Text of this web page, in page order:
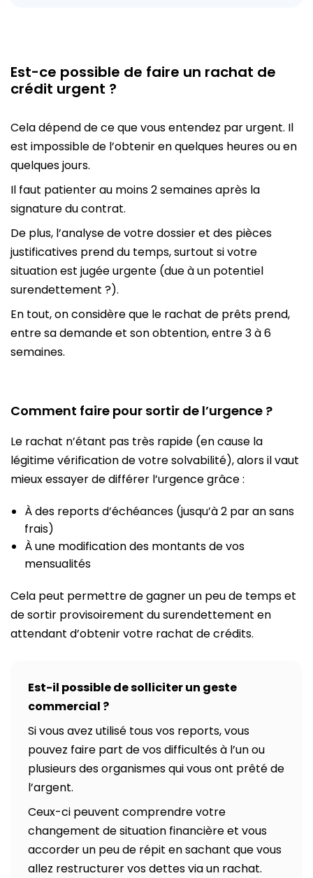
Est-ce possible de faire un rachat de
crédit urgent ?
Cela dépend de ce que vous entendez par urgent. Il
est impossible de l’obtenir en quelques heures ou en
quelques jours.
Il faut patienter au moins 2 semaines après la
signature du contrat.
De plus, l’analyse de votre dossier et des pièces
justificatives prend du temps, surtout si votre
situation est jugée urgente (due à un potentiel
surendettement ?).
En tout, on considère que le rachat de prêts prend,
entre sa demande et son obtention, entre 3 à 6
semaines.
Comment faire pour sortir de l’urgence ?
Le rachat n’étant pas très rapide (en cause la
légitime vérification de votre solvabilité), alors il vaut
mieux essayer de différer l’urgence grâce :
À des reports d’échéances (jusqu’à 2 par an sans
frais)
À une modification des montants de vos
mensualités
Cela peut permettre de gagner un peu de temps et
de sortir provisoirement du surendettement en
attendant d’obtenir votre rachat de crédits.
Est-il possible de solliciter un geste
commercial ?
Si vous avez utilisé tous vos reports, vous
pouvez faire part de vos difficultés à l’un ou
plusieurs des organismes qui vous ont prêté de
l’argent.
Ceux-ci peuvent comprendre votre
changement de situation financière et vous
accorder un peu de répit en sachant que vous
allez restructurer vos dettes via un rachat.